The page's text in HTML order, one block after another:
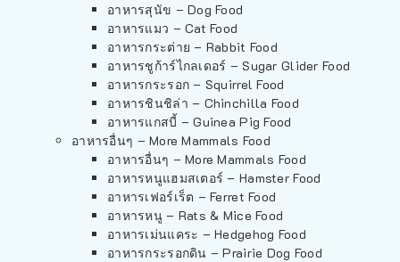
อาหารสุนัข – Dog Food
อาหารแมว – Cat Food
อาหารกระต่าย – Rabbit Food
อาหารชูก้าร์ไกลเดอร์ – Sugar Glider Food
อาหารกระรอก – Squirrel Food
อาหารชินชิล่า – Chinchilla Food
อาหารแกสบี้ – Guinea Pig Food
อาหารอื่นๆ – More Mammals Food
อาหารอื่นๆ – More Mammals Food
อาหารหนูแฮมสเตอร์ – Hamster Food
อาหารเฟอร์เร็ต – Ferret Food
อาหารหนู – Rats & Mice Food
อาหารเม่นแคระ – Hedgehog Food
อาหารกระรอกดิน – Prairie Dog Food